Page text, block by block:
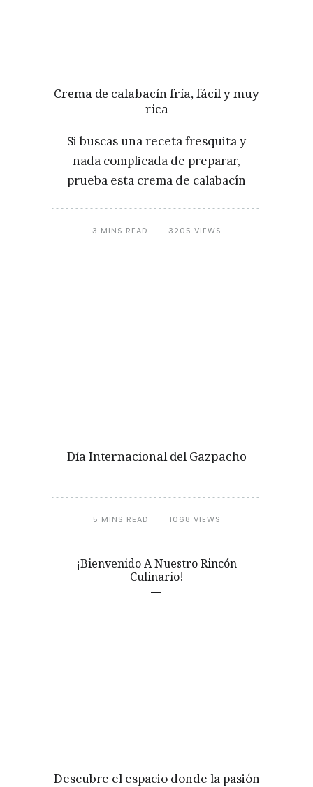
Crema de calabacín fría, fácil y muy
rica
Si buscas una receta fresquita y
nada complicada de preparar,
prueba esta crema de calabacín
3 MINS READ 3205 VIEWS
Día Internacional del Gazpacho
5 MINS READ 1068 VIEWS
¡Bienvenido A Nuestro Rincón
Culinario!
Descubre el espacio donde la pasión